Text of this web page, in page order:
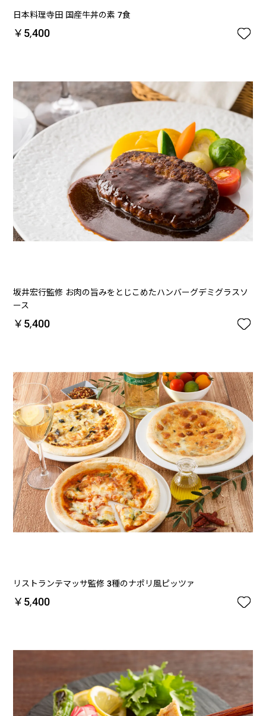
日本料理寺田 国産牛丼の素 7食
￥5,400 
坂井宏行監修 お肉の旨みをとじこめたハンバーグデミグラスソ
ース
￥5,400 
リストランテマッサ監修 3種のナポリ風ピッツァ
￥5,400 